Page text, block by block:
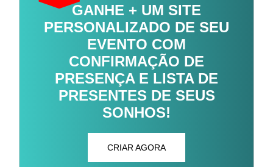
GANHE + UM SITE
PERSONALIZADO DE SEU
EVENTO COM
CONFIRMAÇÃO DE
PRESENÇA E LISTA DE
PRESENTES DE SEUS
SONHOS!
CRIAR AGORA